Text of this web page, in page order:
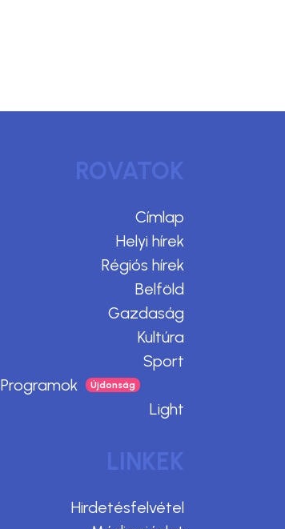
ROVATOK
Címlap
Helyi hírek
Régiós hírek
Belföld
Gazdaság
Kultúra
Sport
Programok
Light
LINKEK
Hirdetésfelvétel